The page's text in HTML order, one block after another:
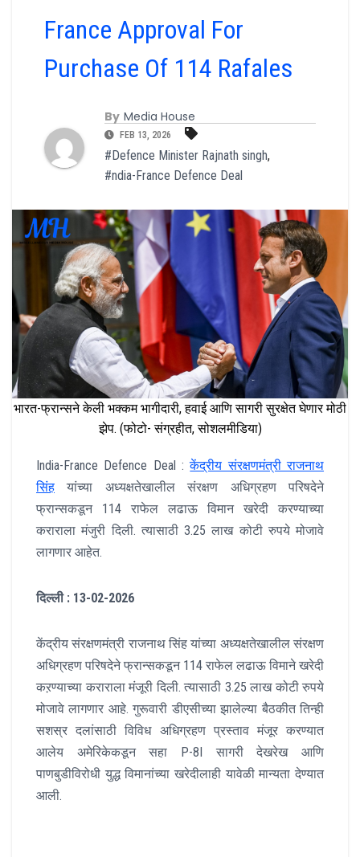
France Approval For
Purchase Of 114 Rafales
By Media House
FEB 13, 2026
#Defence Minister Rajnath singh,
#ndia-France Defence Deal
भारत-फ्रान्सने केली भक्कम भागीदारी, हवाई आणि सागरी सुरक्षेत घेणार मोठी
झेप. (फोटो- संग्रहीत, सोशलमीडिया)
India-France Defence Deal :केंद्रीय संरक्षणमंत्री राजनाथ
सिंह यांच्या अध्यक्षतेखालील संरक्षण अधिग्रहण परिषदेने
फ्रान्सकडून 114 राफेल लढाऊ विमान खरेदी करण्याच्या
कराराला मंजुरी दिली. त्यासाठी 3.25 लाख कोटी रुपये मोजावे
लागणार आहेत.
दिल्ली : 13-02-2026
केंद्रीय संरक्षणमंत्री राजनाथ सिंह यांच्या अध्यक्षतेखालील संरक्षण
अधिग्रहण परिषदेने फ्रान्सकडून 114 राफेल लढाऊ विमाने खरेदी
कऱण्याच्या कराराला मंजूरी दिली. त्यासाठी 3.25 लाख कोटी रुपये
मोजावे लागणार आहे. गुरूवारी डीएसीच्या झालेल्या बैठकीत तिन्ही
सशस्र दलांसाठी विविध अधिग्रहण प्रस्ताव मंजूर करण्यात
आलेय अमेरिकेकडून सहा P-8I सागरी देखरेख आणि
पाणबुडीविरोधी युद्ध विमानांच्या खरेदीलाही यावेळी मान्यता देण्यात
आली.